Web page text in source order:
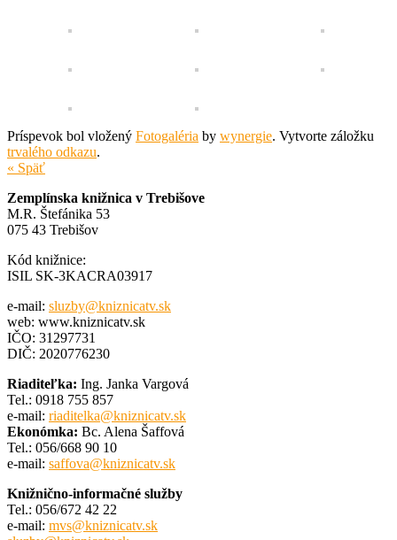
Príspevok bol vložený Fotogaléria by wynergie. Vytvorte záložku
trvalého odkazu.
« Späť
Zemplínska knižnica v Trebišove
M.R. Štefánika 53
075 43 Trebišov
Kód knižnice:
ISIL SK-3KACRA03917
e-mail: sluzby@kniznicatv.sk
web: www.kniznicatv.sk
IČO: 31297731
DIČ: 2020776230
Riaditeľka: Ing. Janka Vargová
Tel.: 0918 755 857
e-mail: riaditelka@kniznicatv.sk
Ekonómka: Bc. Alena Šaffová
Tel.: 056/668 90 10
e-mail: saffova@kniznicatv.sk
Knižnično-informačné služby
Tel.: 056/672 42 22
e-mail: mvs@kniznicatv.sk